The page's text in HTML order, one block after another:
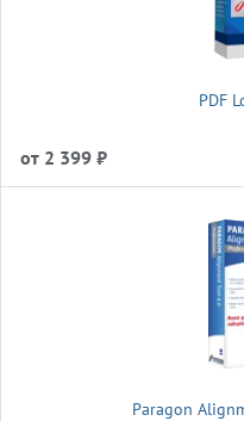
PDF
от 2 399 ₽
Paragon